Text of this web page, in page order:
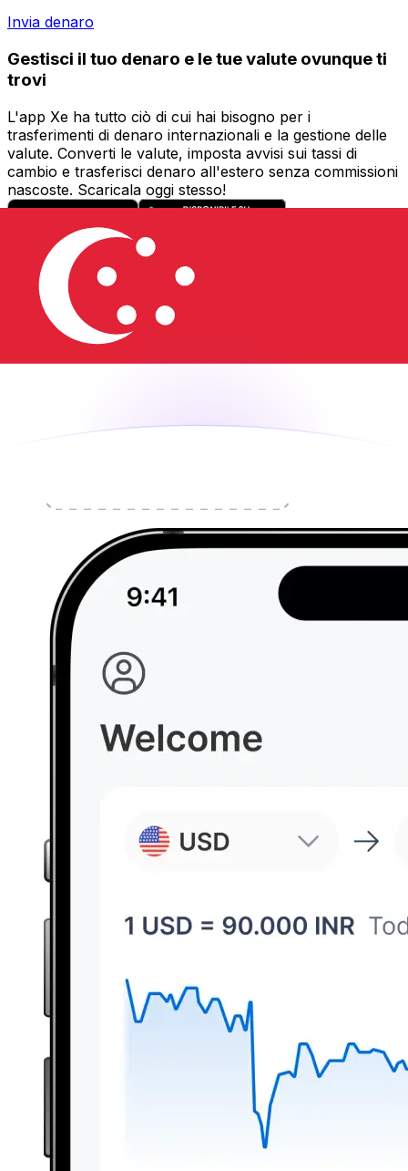
Invia denaro
Gestisci il tuo denaro e le tue valute ovunque ti
trovi
L'app Xe ha tutto ciò di cui hai bisogno per i
trasferimenti di denaro internazionali e la gestione delle
valute. Converti le valute, imposta avvisi sui tassi di
cambio e trasferisci denaro all'estero senza commissioni
nascoste. Scaricala oggi stesso!